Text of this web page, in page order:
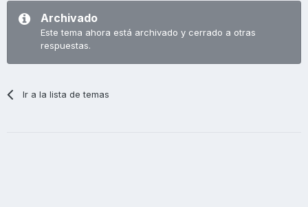
Archivado
Este tema ahora está archivado y cerrado a otras
respuestas.
Ir a la lista de temas